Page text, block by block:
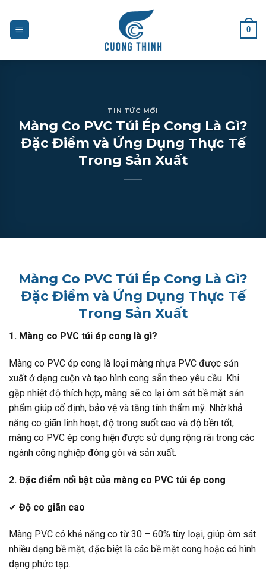
content
0
TIN TỨC MỚI
Màng Co PVC Túi Ép Cong Là Gì?
Đặc Điểm và Ứng Dụng Thực Tế
Trong Sản Xuất
Màng Co PVC Túi Ép Cong Là Gì?
Đặc Điểm và Ứng Dụng Thực Tế
Trong Sản Xuất
1. Màng co PVC túi ép cong là gì?
Màng co PVC ép cong là loại màng nhựa PVC được sản
xuất ở dạng cuộn và tạo hình cong sẵn theo yêu cầu. Khi
gặp nhiệt độ thích hợp, màng sẽ co lại ôm sát bề mặt sản
phẩm giúp cố định, bảo vệ và tăng tính thẩm mỹ. Nhờ khả
năng co giãn linh hoạt, độ trong suốt cao và độ bền tốt,
màng co PVC ép cong hiện được sử dụng rộng rãi trong các
ngành công nghiệp đóng gói và sản xuất.
2. Đặc điểm nổi bật của màng co PVC túi ép cong
✔ Độ co giãn cao
Màng PVC có khả năng co từ 30 – 60% tùy loại, giúp ôm sát
nhiều dạng bề mặt, đặc biệt là các bề mặt cong hoặc có hình
dạng phức tạp.